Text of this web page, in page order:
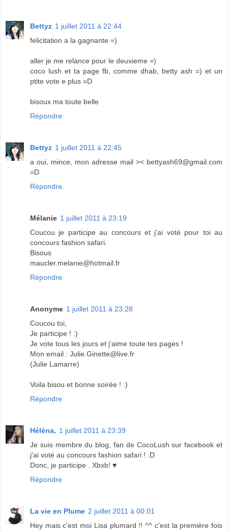
Bettyz 1 juillet 2011 à 22:44
felicitation a la gagnante =)
aller je me relance pour le deuxieme =)
coco lush et ta page fb, comme dhab, betty ash =) et un
ptite vote e plus =D
bisoux ma toute belle
Répondre
Bettyz 1 juillet 2011 à 22:45
a oui, mince, mon adresse mail >< bettyash69@gmail.com
=D
Répondre
Mélanie 1 juillet 2011 à 23:19
Coucou je participe au concours et j'ai voté pour toi au
concours fashion safari.
Bisous
maucler.melanie@hotmail.fr
Répondre
Anonyme 1 juillet 2011 à 23:28
Coucou toi,
Je participe ! :)
Je vote tous les jours et j'aime toute tes pages !
Mon email : Julie.Ginette@live.fr
(Julie Lamarre)
Voila bisou et bonne soirée ! :)
Répondre
Héléna, 1 juillet 2011 à 23:39
Je suis membre du blog, fan de CocoLush sur facebook et
j'ai voté au concours fashion safari ! :D
Donc, je participe . Xbxb! ♥
Répondre
La vie en Plume 2 juillet 2011 à 00:01
Hey mais c'est moi Lisa plumard !! ^^ c'est la première fois